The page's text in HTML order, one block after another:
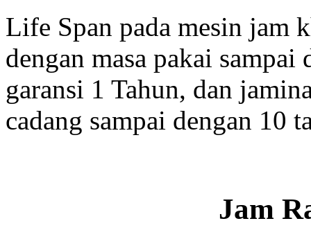
Life Span pada mesin jam
dengan masa pakai sampai
garansi 1 Tahun, dan
cadang sampai dengan 10
Jam